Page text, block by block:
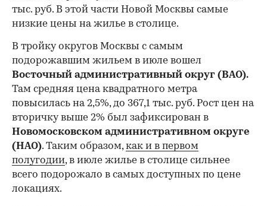
тыс. руб. В этой части Новой Москвы самые
низкие цены на жилье в столице.
В тройку округов Москвы с самым
подорожавшим жильем в июле вошел
Восточный административный округ (ВАО).
Там средняя цена квадратного метра
повысилась на 2,5%, до 367,1 тыс. руб. Рост цен на
вторичку выше 2% был зафиксирован в
Новомосковском административном округе
(НАО). Таким образом,как и в первом
полугодии, в июле жилье в столице сильнее
всего подорожало в самых доступных по цене
локациях.